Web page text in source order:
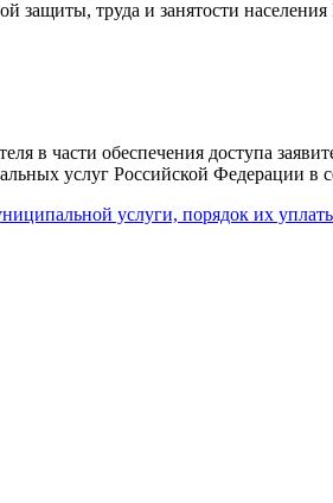
защиты, труда и занятости
в части обеспечения доступа
услуг Российской Федерации в
услуги, порядок их